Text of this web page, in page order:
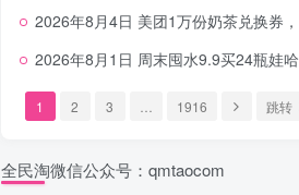
2026年8月4日 美团1万份奶茶兑换券，农行5E卡，中行支付超给利，美团领18个冰激凌，小米每天领2-6元等等
2026年8月1日 周末囤水9.9买24瓶娃哈哈，建行100元京东券，移动5元话费，麦当劳甜筒，交行立减金等
1 2 3 1916 跳转
全民淘微信公众号：qmtaocom